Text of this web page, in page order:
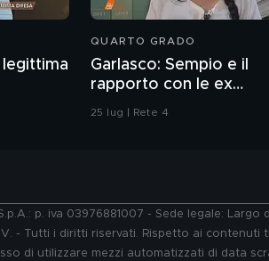
legittima
QUARTO GRADO
Garlasco: Sempio e il
rapporto con le ex
fidanzate
25 lug | Rete 4
p. iva 03976881007 - Sede legale:
- Tutti i diritti riservati. Rispetto ai
di utilizzare mezzi automatizzati di data